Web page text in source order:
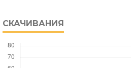
СКАЧИВАНИЯ